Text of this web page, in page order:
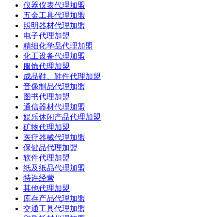
仪器仪表代理加盟
五金工具代理加盟
照明器材代理加盟
电子代理加盟
精细化学品代理加盟
化工设备代理加盟
服饰代理加盟
成品鞋、鞋件代理加盟
音像制品代理加盟
图书代理加盟
通信器材代理加盟
娱乐休闲产品代理加盟
矿物代理加盟
医疗器械代理加盟
保健品代理加盟
软件代理加盟
纸及纸品代理加盟
特许经营
其他代理加盟
库存产品代理加盟
交通工具代理加盟